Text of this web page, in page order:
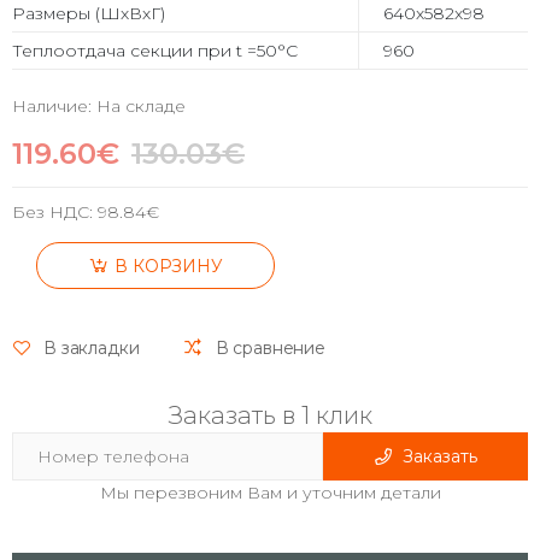
Размеры (ШхВхГ)
640х582х98
Теплоотдача секции при t =50°С
960
Наличие: На складе
119.60€ 130.03€
Без НДС: 98.84€
В КОРЗИНУ
В закладки В сравнение
Заказать в 1 клик
Заказать
Мы перезвоним Вам и уточним детали